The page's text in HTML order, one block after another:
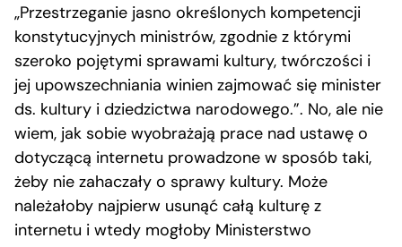
„Przestrzeganie jasno określonych kompetencji
konstytucyjnych ministrów, zgodnie z którymi
szeroko pojętymi sprawami kultury, twórczości i
jej upowszechniania winien zajmować się minister
ds. kultury i dziedzictwa narodowego.”. No, ale nie
wiem, jak sobie wyobrażają prace nad ustawę o
dotyczącą internetu prowadzone w sposób taki,
żeby nie zahaczały o sprawy kultury. Może
należałoby najpierw usunąć całą kulturę z
internetu i wtedy mogłoby Ministerstwo